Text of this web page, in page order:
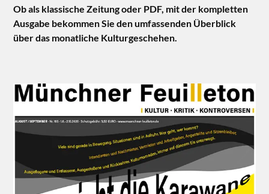
Ob als klassische Zeitung oder PDF, mit der kompletten
Ausgabe bekommen Sie den umfassenden Überblick
über das monatliche Kulturgeschehen.